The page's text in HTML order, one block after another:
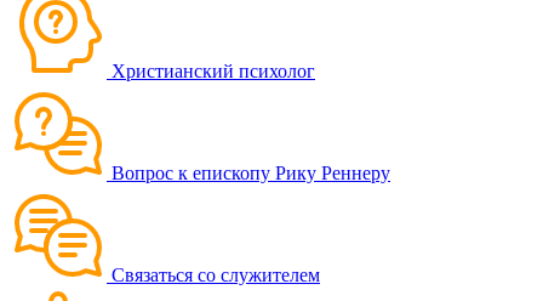
Христианский психолог
Вопрос к епископу Рику Реннеру
Связаться со служителем